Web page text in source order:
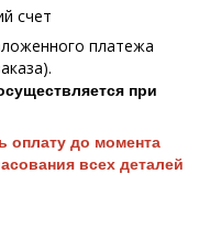
счет
платежа
при
до момента
всех деталей